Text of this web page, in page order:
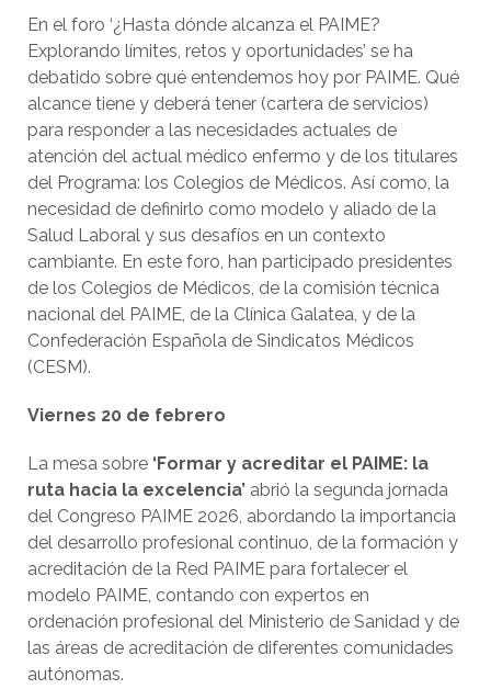
En el foro ‘¿Hasta dónde alcanza el PAIME?
Explorando límites, retos y oportunidades’ se ha
debatido sobre qué entendemos hoy por PAIME. Qué
alcance tiene y deberá tener (cartera de servicios)
para responder a las necesidades actuales de
atención del actual médico enfermo y de los titulares
del Programa: los Colegios de Médicos. Así como, la
necesidad de definirlo como modelo y aliado de la
Salud Laboral y sus desafíos en un contexto
cambiante. En este foro, han participado presidentes
de los Colegios de Médicos, de la comisión técnica
nacional del PAIME, de la Clínica Galatea, y de la
Confederación Española de Sindicatos Médicos
(CESM).
Viernes 20 de febrero
La mesa sobre ‘Formar y acreditar el PAIME: la
ruta hacia la excelencia’ abrió la segunda jornada
del Congreso PAIME 2026, abordando la importancia
del desarrollo profesional continuo, de la formación y
acreditación de la Red PAIME para fortalecer el
modelo PAIME, contando con expertos en
ordenación profesional del Ministerio de Sanidad y de
las áreas de acreditación de diferentes comunidades
autónomas.